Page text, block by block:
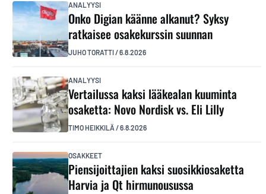
ANALYYSI
Onko Digian käänne alkanut? Syksy
ratkaisee osakekurssin suunnan
JUHO TORATTI/6.8.2026
ANALYYSI
Vertailussa kaksi lääkealan kuuminta
osaketta: Novo Nordisk vs. Eli Lilly
TIMO HEIKKILÄ /6.8.2026
OSAKKEET
Piensijoittajien kaksi suosikkiosaketta
Harvia ja Qt hirmunousussa